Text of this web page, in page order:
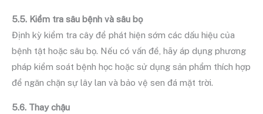
5.5. Kiểm tra sâu bệnh và sâu bọ
Định kỳ kiểm tra cây để phát hiện sớm các dấu hiệu của
bệnh tật hoặc sâu bọ. Nếu có vấn đề, hãy áp dụng phương
pháp kiểm soát bệnh học hoặc sử dụng sản phẩm thích hợp
để ngăn chặn sự lây lan và bảo vệ sen đá mặt trời.
5.6. Thay chậu